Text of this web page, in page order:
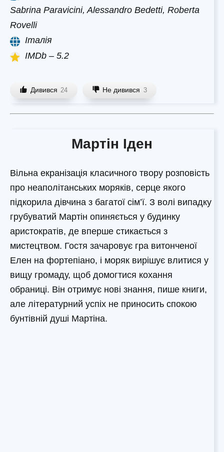
Sabrina Paravicini, Alessandro Bedetti, Roberta
Rovelli
Італія
IMDb – 5.2
Дивився 24 Не дивився 3
Мартін Іден
Вільна екранізація класичного твору розповість
про неаполітанських моряків, серце якого
підкорила дівчина з багатої сім’ї. З волі випадку
грубуватий Мартін опиняється у будинку
аристократів, де вперше стикається з
мистецтвом. Гостя зачаровує гра витонченої
Елен на фортепіано, і моряк вирішує влитися у
вищу громаду, щоб домогтися кохання
обраниці. Він отримує нові знання, пише книги,
але літературний успіх не приносить спокою
бунтівній душі Мартіна.